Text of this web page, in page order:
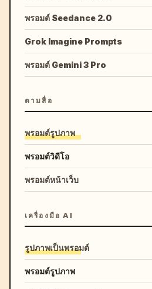
พรอมต์ Seedance 2.0
Grok Imagine Prompts
พรอมต์ Gemini 3 Pro
ตามสื่อ
พรอมต์รูปภาพ
พรอมต์วิดีโอ
พรอมต์หน้าเว็บ
เครื่องมือ AI
รูปภาพเป็นพรอมต์
พรอมต์รูปภาพ